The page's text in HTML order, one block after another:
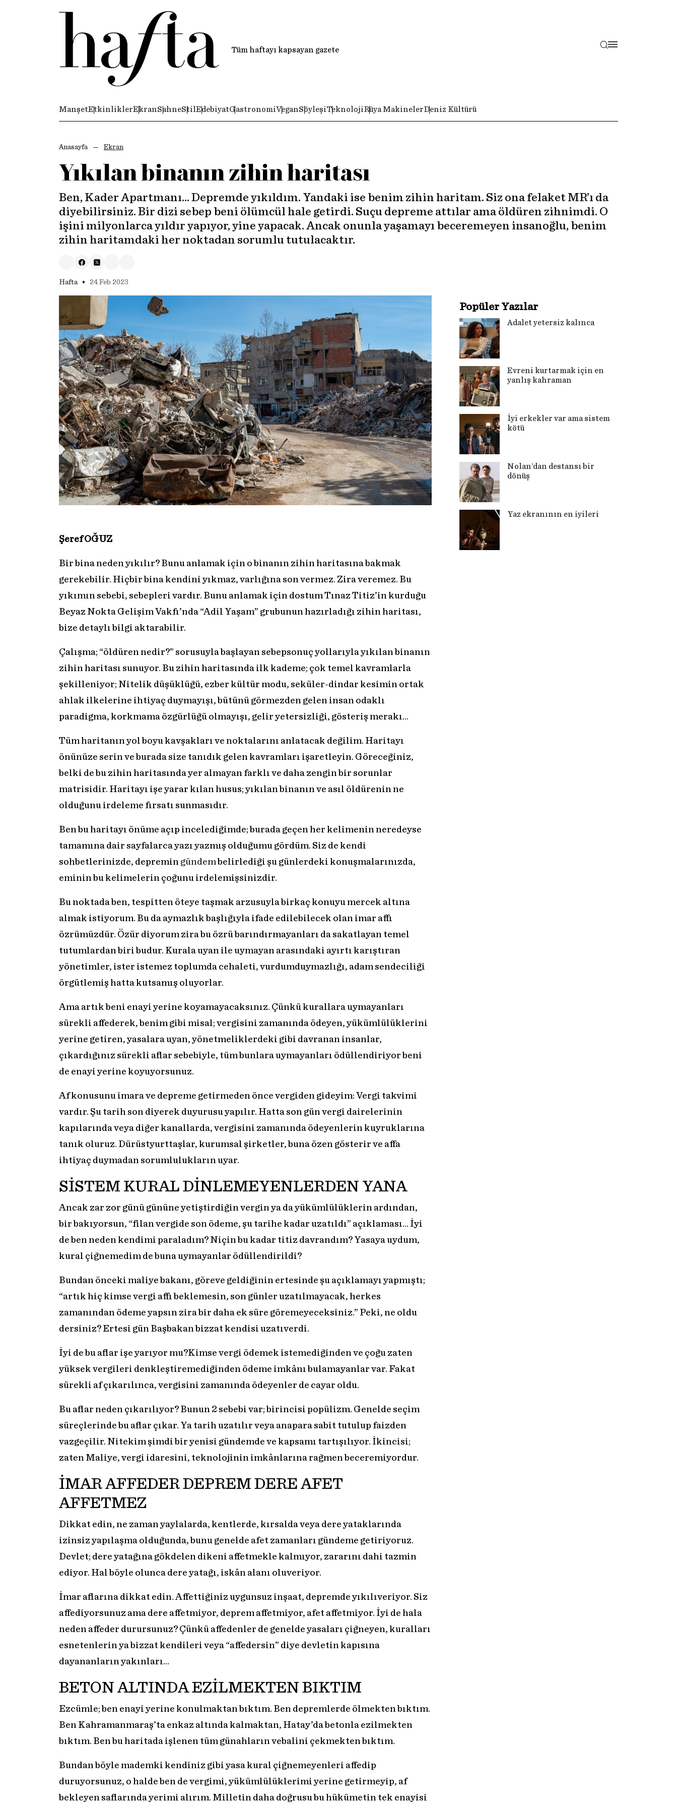
Tüm haftayı kapsayan gazete
ManşetEtkinliklerEkranSahneStil EdebiyatGastronomiVeganSöyleşiTeknolojiRüya MakinelerDeniz Kültürü
Anasayfa Ekran
Yıkılan binanın zihin haritası
Ben, Kader Apartmanı… Depremde yıkıldım. Yandaki ise benim zihin haritam. Siz ona felaket MR’ı da
diyebilirsiniz. Bir dizi sebep beni ölümcül hale getirdi. Suçu depreme attılar ama öldüren zihnimdi. O
işini milyonlarca yıldır yapıyor, yine yapacak. Ancak onunla yaşamayı beceremeyen insanoğlu, benim
zihin haritamdaki her noktadan sorumlu tutulacaktır.
Hafta • 24 Feb 2023
Şeref OĞUZ
Bir bina neden yıkılır? Bunu anlamak için o binanın zihin haritasına bakmak
gerekebilir. Hiçbir bina kendini yıkmaz, varlığına son vermez. Zira veremez. Bu
yıkımın sebebi, sebepleri vardır. Bunu anlamak için dostum Tınaz Titiz’in kurduğu
Beyaz Nokta Gelişim Vakfı’nda “Adil Yaşam” grubunun hazırladığı zihin haritası,
bize detaylı bilgi aktarabilir.
Çalışma; “öldüren nedir?” sorusuyla başlayan sebepsonuç yollarıyla yıkılan binanın
zihin haritası sunuyor. Bu zihin haritasında ilk kademe; çok temel kavramlarla
şekilleniyor; Nitelik düşüklüğü, ezber kültür modu, seküler-dindar kesimin ortak
ahlak ilkelerine ihtiyaç duymayışı, bütünü görmezden gelen insan odaklı
paradigma, korkmama özgürlüğü olmayışı, gelir yetersizliği, gösteriş merakı…
Tüm haritanın yol boyu kavşakları ve noktalarını anlatacak değilim. Haritayı
önünüze serin ve burada size tanıdık gelen kavramları işaretleyin. Göreceğiniz,
belki de bu zihin haritasında yer almayan farklı ve daha zengin bir sorunlar
matrisidir. Haritayı işe yarar kılan husus; yıkılan binanın ve asıl öldürenin ne
olduğunu irdeleme fırsatı sunmasıdır.
Ben bu haritayı önüme açıp incelediğimde; burada geçen her kelimenin neredeyse
tamamına dair sayfalarca yazı yazmış olduğumu gördüm. Siz de kendi
sohbetlerinizde, depremin gündem belirlediği şu günlerdeki konuşmalarınızda,
eminin bu kelimelerin çoğunu irdelemişsinizdir.
Bu noktada ben, tespitten öteye taşmak arzusuyla birkaç konuyu mercek altına
almak istiyorum. Bu da aymazlık başlığıyla ifade edilebilecek olan imar affı
özrümüzdür. Özür diyorum zira bu özrü barındırmayanları da sakatlayan temel
tutumlardan biri budur. Kurala uyan ile uymayan arasındaki ayırtı karıştıran
yönetimler, ister istemez toplumda cehaleti, vurdumduymazlığı, adam sendeciliği
örgütlemiş hatta kutsamış oluyorlar.
Ama artık beni enayi yerine koyamayacaksınız. Çünkü kurallara uymayanları
sürekli affederek, benim gibi misal; vergisini zamanında ödeyen, yükümlülüklerini
yerine getiren, yasalara uyan, yönetmeliklerdeki gibi davranan insanlar,
çıkardığınız sürekli aflar sebebiyle, tüm bunlara uymayanları ödüllendiriyor beni
de enayi yerine koyuyorsunuz.
Af konusunu imara ve depreme getirmeden önce vergiden gideyim: Vergi takvimi
vardır. Şu tarih son diyerek duyurusu yapılır. Hatta son gün vergi dairelerinin
kapılarında veya diğer kanallarda, vergisini zamanında ödeyenlerin kuyruklarına
tanık oluruz. Dürüstyurttaşlar, kurumsal şirketler, buna özen gösterir ve affa
ihtiyaç duymadan sorumlulukların uyar.
SİSTEM KURAL DİNLEMEYENLERDEN YANA
Ancak zar zor günü gününe yetiştirdiğin vergin ya da yükümlülüklerin ardından,
bir bakıyorsun, “filan vergide son ödeme, şu tarihe kadar uzatıldı” açıklaması… İyi
de ben neden kendimi paraladım? Niçin bu kadar titiz davrandım? Yasaya uydum,
kural çiğnemedim de buna uymayanlar ödüllendirildi?
Bundan önceki maliye bakanı, göreve geldiğinin ertesinde şu açıklamayı yapmıştı;
“artık hiç kimse vergi affı beklemesin, son günler uzatılmayacak, herkes
zamanından ödeme yapsın zira bir daha ek süre göremeyeceksiniz.” Peki, ne oldu
dersiniz? Ertesi gün Başbakan bizzat kendisi uzatıverdi.
İyi de bu aflar işe yarıyor mu?Kimse vergi ödemek istemediğinden ve çoğu zaten
yüksek vergileri denkleştiremediğinden ödeme imkânı bulamayanlar var. Fakat
sürekli af çıkarılınca, vergisini zamanında ödeyenler de cayar oldu.
Bu aflar neden çıkarılıyor? Bunun 2 sebebi var; birincisi popülizm. Genelde seçim
süreçlerinde bu aflar çıkar. Ya tarih uzatılır veya anapara sabit tutulup faizden
vazgeçilir. Nitekim şimdi bir yenisi gündemde ve kapsamı tartışılıyor. İkincisi;
zaten Maliye, vergi idaresini, teknolojinin imkânlarına rağmen beceremiyordur.
İMAR AFFEDER DEPREM DERE AFET
AFFETMEZ
Dikkat edin, ne zaman yaylalarda, kentlerde, kırsalda veya dere yataklarında
izinsiz yapılaşma olduğunda, bunu genelde afet zamanları gündeme getiriyoruz.
Devlet; dere yatağına gökdelen dikeni affetmekle kalmıyor, zararını dahi tazmin
ediyor. Hal böyle olunca dere yatağı, iskân alanı oluveriyor.
İmar aflarına dikkat edin. Affettiğiniz uygunsuz inşaat, depremde yıkılıveriyor. Siz
affediyorsunuz ama dere affetmiyor, deprem affetmiyor, afet affetmiyor. İyi de hala
neden affeder durursunuz? Çünkü affedenler de genelde yasaları çiğneyen, kuralları
esnetenlerin ya bizzat kendileri veya “affedersin” diye devletin kapısına
dayananların yakınları…
BETON ALTINDA EZİLMEKTEN BIKTIM
Ezcümle; ben enayi yerine konulmaktan bıktım. Ben depremlerde ölmekten bıktım.
Ben Kahramanmaraş’ta enkaz altında kalmaktan, Hatay’da betonla ezilmekten
bıktım. Ben bu haritada işlenen tüm günahların vebalini çekmekten bıktım.
Bundan böyle mademki kendiniz gibi yasa kural çiğnemeyenleri affedip
duruyorsunuz, o halde ben de vergimi, yükümlülüklerimi yerine getirmeyip, af
bekleyen saflarında yerimi alırım. Milletin daha doğrusu bu hükümetin tek enayisi
Popüler Yazılar
Adalet yetersiz kalınca
Evreni kurtarmak için en
yanlış kahraman
İyi erkekler var ama sistem
kötü
Nolan’dan destansı bir
dönüş
Yaz ekranının en iyileri